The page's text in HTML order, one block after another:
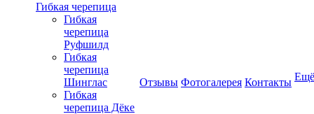
Гибкая черепица
Гибкая
черепица
Руфшилд
Гибкая
черепица
Шинглас
Гибкая
черепица Дёке
Отзывы Фотогалерея Контакты Ещё